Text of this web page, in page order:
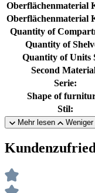
Oberflächenmaterial
Oberflächenmaterial
Quantity of
Quantity of
Quantity of Units
Second
Serie:
Shape of
Stil:
Mehr lesen